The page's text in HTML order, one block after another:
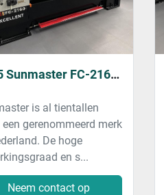
2025 Sunmaster FC-2160 (New)
is al tientallen
een gerenommeerd merk
De hoge
en s...
Neem contact op